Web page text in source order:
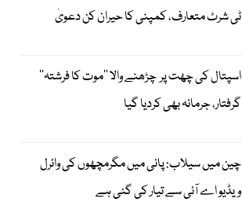
ٹی شرٹ متعارف، کمپنی کا حیران کن دعویٰ
اسپتال کی چھت پر چڑھنے والا ’’موت کا فرشتہ‘‘
گرفتار، جرمانہ بھی کردیا گیا
چین میں سیلاب: پانی میں مگرمچھوں کی وائرل
ویڈیو اے آئی سے تیار کی گئی ہے